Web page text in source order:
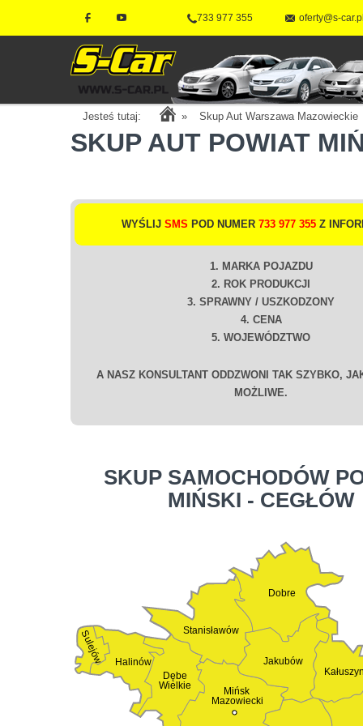
733 977 355 oferty@s-car.pl
Jesteś tutaj: » Skup Aut Warszawa Mazowieckie
SKUP AUT POWIAT
WYŚLIJ SMS POD NUMER 733 977 355Z
1. MARKA POJAZDU
2. ROK PRODUKCJI
3. SPRAWNY / USZKODZONY
4. CENA
5. WOJEWÓDZTWO
A NASZ KONSULTANT ODDZWONI TAK SZYBKO,
MOŻLIWE.
SKUP SAMOCHODÓW
MIŃSKI - CEGŁÓW
Mińsk
Mazowiecki
Jakubów
Kałuszyn
Dębe
Wielkie
Halinów
Stanisławów
Dobre
Sulejów